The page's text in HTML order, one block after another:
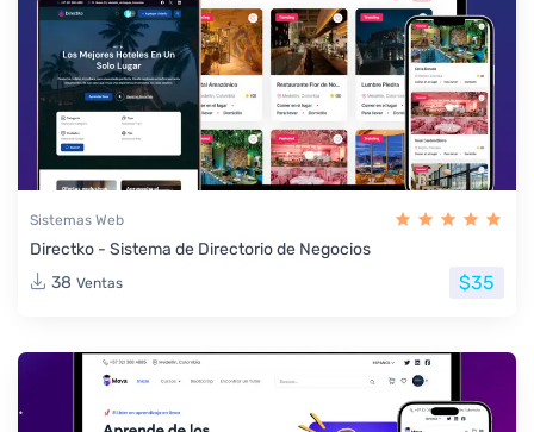
Sistemas Web
Directko - Sistema de Directorio de Negocios
38 Ventas $35